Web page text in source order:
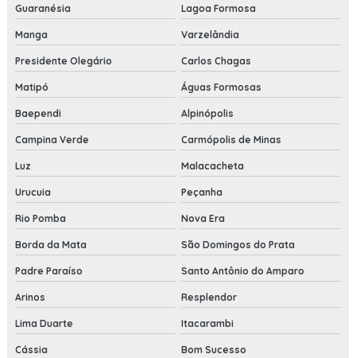
Guaranésia Lagoa Formosa
Manga Varzelândia
Presidente Olegário Carlos Chagas
Matipó Águas Formosas
Baependi Alpinópolis
Campina Verde Carmópolis de Minas
Luz Malacacheta
Urucuia Peçanha
Rio Pomba Nova Era
Borda da Mata São Domingos do Prata
Padre Paraíso Santo Antônio do Amparo
Arinos Resplendor
Lima Duarte Itacarambi
Cássia Bom Sucesso